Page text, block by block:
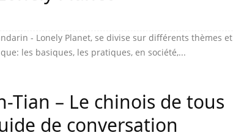
- Lonely Planet, se divise sur différents thèmes et
les basiques, les pratiques, en société,...
Tian – Le chinois de tous
de conversation